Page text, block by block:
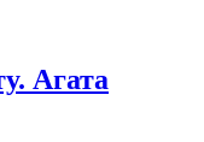
Агата